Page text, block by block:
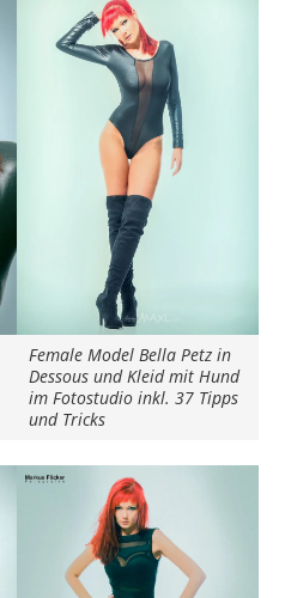
Female Model Bella Petz in
Dessous und Kleid mit Hund
im Fotostudio inkl. 37 Tipps
und Tricks